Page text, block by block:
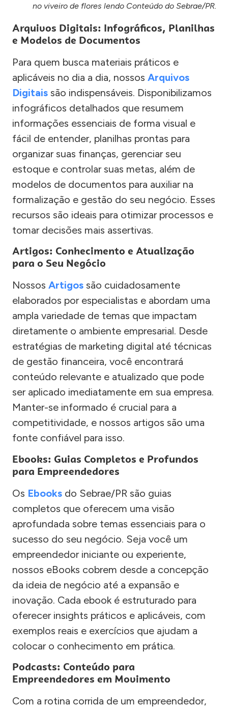
no viveiro de flores lendo Conteúdo do Sebrae/PR.
Arquivos Digitais: Infográficos, Planilhas
e Modelos de Documentos
Para quem busca materiais práticos e
aplicáveis no dia a dia, nossos Arquivos
Digitais são indispensáveis. Disponibilizamos
infográficos detalhados que resumem
informações essenciais de forma visual e
fácil de entender, planilhas prontas para
organizar suas finanças, gerenciar seu
estoque e controlar suas metas, além de
modelos de documentos para auxiliar na
formalização e gestão do seu negócio. Esses
recursos são ideais para otimizar processos e
tomar decisões mais assertivas.
Artigos: Conhecimento e Atualização
para o Seu Negócio
Nossos Artigos são cuidadosamente
elaborados por especialistas e abordam uma
ampla variedade de temas que impactam
diretamente o ambiente empresarial. Desde
estratégias de marketing digital até técnicas
de gestão financeira, você encontrará
conteúdo relevante e atualizado que pode
ser aplicado imediatamente em sua empresa.
Manter-se informado é crucial para a
competitividade, e nossos artigos são uma
fonte confiável para isso.
Ebooks: Guias Completos e Profundos
para Empreendedores
Os Ebooks do Sebrae/PR são guias
completos que oferecem uma visão
aprofundada sobre temas essenciais para o
sucesso do seu negócio. Seja você um
empreendedor iniciante ou experiente,
nossos eBooks cobrem desde a concepção
da ideia de negócio até a expansão e
inovação. Cada ebook é estruturado para
oferecer insights práticos e aplicáveis, com
exemplos reais e exercícios que ajudam a
colocar o conhecimento em prática.
Podcasts: Conteúdo para
Empreendedores em Movimento
Com a rotina corrida de um empreendedor,